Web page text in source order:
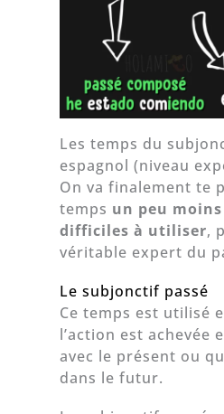
Les temps du
espagnol (niveau
On va finalement te
temps un peu
difficiles à utiliser,
véritable expert du
Le subjonctif passé
Ce temps est utilisé
l’action est achevée
avec le présent ou
dans le futur.